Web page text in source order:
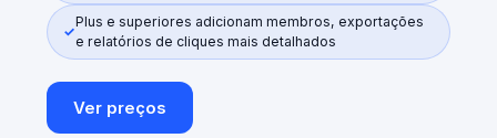
Plus e superiores adicionam membros, exportações
e relatórios de cliques mais detalhados
Ver preços